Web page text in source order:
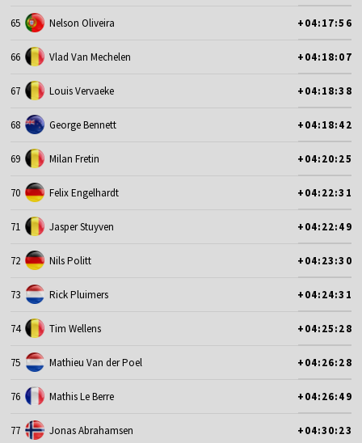
65 Nelson Oliveira +04:17:56
66 Vlad Van Mechelen +04:18:07
67 Louis Vervaeke +04:18:38
68 George Bennett +04:18:42
69 Milan Fretin +04:20:25
70 Felix Engelhardt +04:22:31
71 Jasper Stuyven +04:22:49
72 Nils Politt +04:23:30
73 Rick Pluimers +04:24:31
74 Tim Wellens +04:25:28
75 Mathieu Van der Poel +04:26:28
76 Mathis Le Berre +04:26:49
77 Jonas Abrahamsen +04:30:23